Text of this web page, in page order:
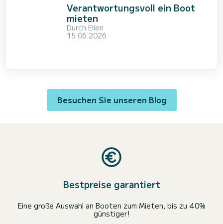
Verantwortungsvoll ein Boot
mieten
Durch Ellen
15.06.2026
Besuchen Sie unseren Blog
Bestpreise garantiert
Eine große Auswahl an Booten zum Mieten, bis zu 40%
günstiger!